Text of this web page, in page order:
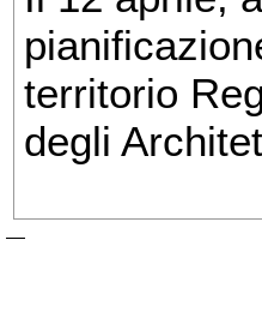
territorio
degli